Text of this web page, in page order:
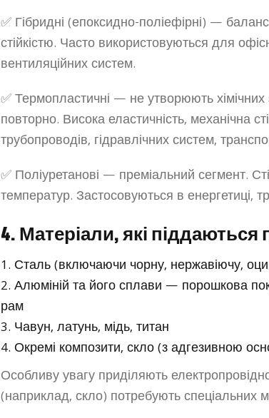
✅ Гібридні (епоксидно-поліефірні) —
стійкістю. Часто використовуються для
вентиляційних систем.
✅ Термопластичні — не утворюють хімічних
повторно. Висока еластичність, механічна
трубопроводів, гідравлічних систем,
✅ Поліуретанові — преміальний сегмент.
температур. Застосовуються в енергетиці,
4. Матеріали, які
Сталь (включаючи чорну, нержавіючу,
Алюміній та його сплави — порошкова
рам
Чавун, латунь, мідь, титан
Окремі композити, скло (з адгезивною
Особливу увагу приділяють
(наприклад, скло) потребують спеціальних